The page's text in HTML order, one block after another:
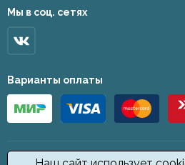
Мы в соц. сетях
Варианты оплаты